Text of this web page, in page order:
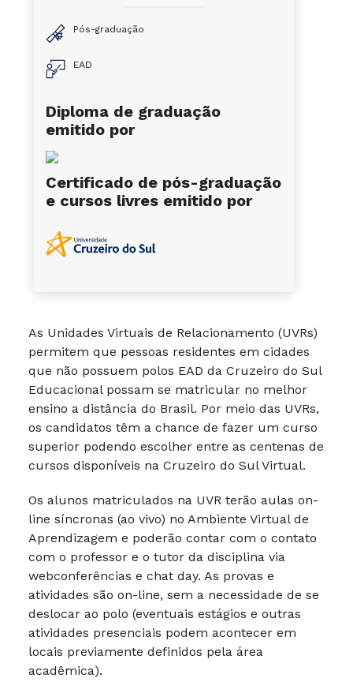
As Unidades Virtuais de Relacionamento (UVRs)
permitem que pessoas residentes em cidades
que não possuem polos EAD da Cruzeiro do Sul
Educacional possam se matricular no melhor
ensino a distância do Brasil. Por meio das UVRs,
os candidatos têm a chance de fazer um curso
superior podendo escolher entre as centenas de
cursos disponíveis na Cruzeiro do Sul Virtual.
Os alunos matriculados na UVR terão aulas on-
line síncronas (ao vivo) no Ambiente Virtual de
Aprendizagem e poderão contar com o contato
com o professor e o tutor da disciplina via
webconferências e chat day. As provas e
atividades são on-line, sem a necessidade de se
deslocar ao polo (eventuais estágios e outras
atividades presenciais podem acontecer em
locais previamente definidos pela área
acadêmica).
Pós-graduação
EAD
Diploma de graduação
emitido por
Certificado de pós-graduação
e cursos livres emitido por